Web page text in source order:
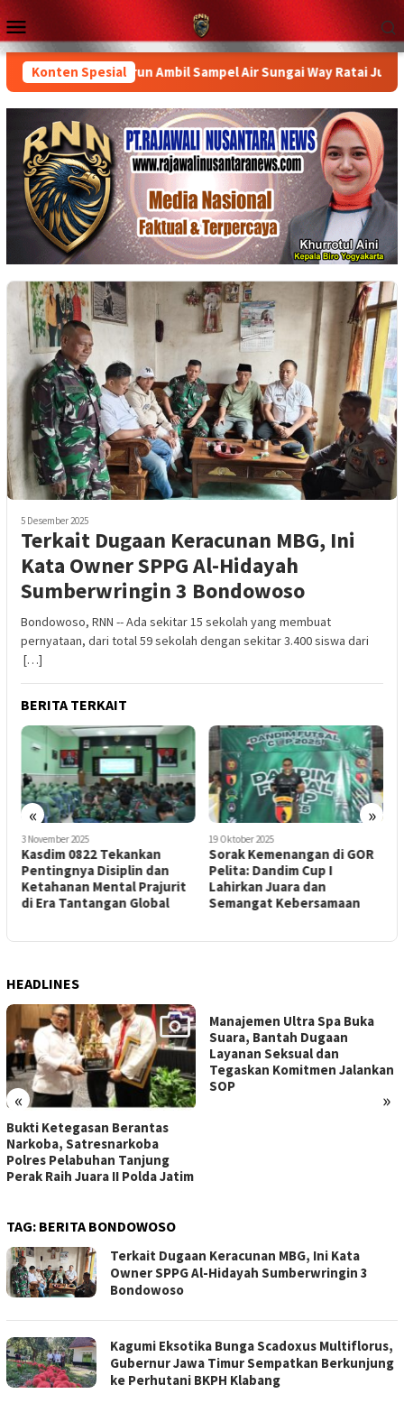
Loncat
ke
konten
Menu
Mobile
Konten Spesial
Provinsi Turun Ambil Sampel Air Sungai Way Ratai Jumat Pagi
5 Desember 2025
Terkait Dugaan Keracunan MBG, Ini
Kata Owner SPPG Al-Hidayah
Sumberwringin 3 Bondowoso
Bondowoso, RNN -- Ada sekitar 15 sekolah yang membuat
pernyataan, dari total 59 sekolah dengan sekitar 3.400 siswa dari
[…]
BERITA TERKAIT
« »
3 November 2025
Kasdim 0822 Tekankan
Pentingnya Disiplin dan
Ketahanan Mental Prajurit
di Era Tantangan Global
19 Oktober 2025
Sorak Kemenangan di GOR
Pelita: Dandim Cup I
Lahirkan Juara dan
Semangat Kebersamaan
HEADLINES
« »
Bukti Ketegasan Berantas
Narkoba, Satresnarkoba
Polres Pelabuhan Tanjung
Perak Raih Juara II Polda Jatim
Manajemen Ultra Spa Buka
Suara, Bantah Dugaan
Layanan Seksual dan
Tegaskan Komitmen Jalankan
SOP
TAG: BERITA BONDOWOSO
Terkait Dugaan Keracunan MBG, Ini Kata
Owner SPPG Al-Hidayah Sumberwringin 3
Bondowoso
Kagumi Eksotika Bunga Scadoxus Multiflorus,
Gubernur Jawa Timur Sempatkan Berkunjung
ke Perhutani BKPH Klabang